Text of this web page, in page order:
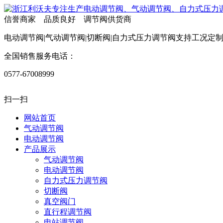
信誉商家 品质良好 调节阀供货商
电动调节阀|气动调节阀|切断阀|自力式压力调节阀支持工况定制
全国销售服务电话：
0577-67008999
扫一扫
网站首页
气动调节阀
电动调节阀
产品展示
气动调节阀
电动调节阀
自力式压力调节阀
切断阀
真空阀门
直行程调节阀